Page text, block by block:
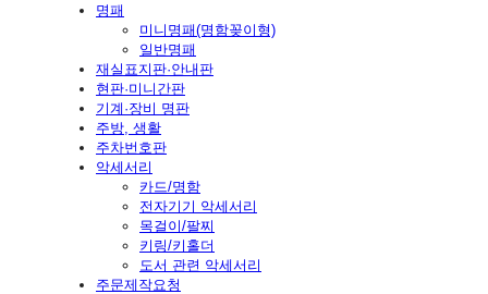
명패
미니명패(명함꽂이형)
일반명패
재실표지판·안내판
현판·미니간판
기계·장비 명판
주방, 생활
주차번호판
악세서리
카드/명함
전자기기 악세서리
목걸이/팔찌
키링/키홀더
도서 관련 악세서리
주문제작요청